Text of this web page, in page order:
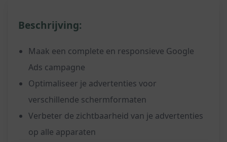
Beschrijving:
Maak een complete en responsieve Google
Ads campagne
Optimaliseer je advertenties voor
verschillende schermformaten
Verbeter de zichtbaarheid van je advertenties
op alle apparaten